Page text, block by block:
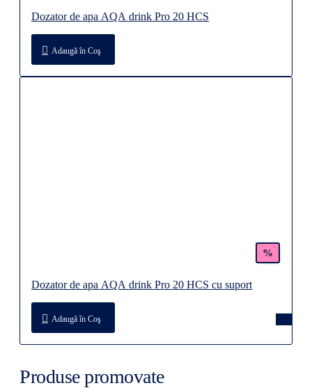
Dozator de apa AQA drink Pro 20 HCS
Adaugă în Coş
%
Dozator de apa AQA drink Pro 20 HCS cu suport
Adaugă în Coş
Produse promovate